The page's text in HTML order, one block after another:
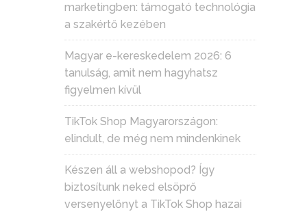
marketingben: támogató technológia
a szakértő kezében
Magyar e-kereskedelem 2026: 6
tanulság, amit nem hagyhatsz
figyelmen kívül
TikTok Shop Magyarországon:
elindult, de még nem mindenkinek
Készen áll a webshopod? Így
biztosítunk neked elsöprő
versenyelőnyt a TikTok Shop hazai